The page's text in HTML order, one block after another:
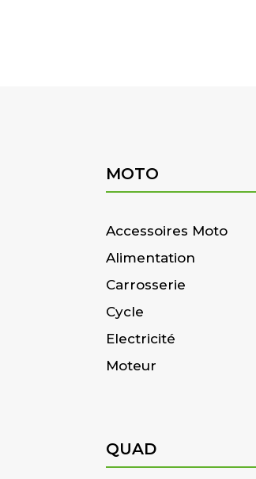
MOTO
Accessoires Moto
Alimentation
Carrosserie
Cycle
Electricité
Moteur
QUAD